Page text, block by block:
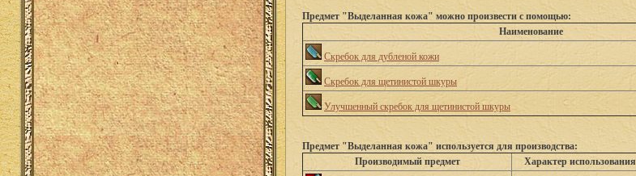
Предмет "Выделанная кожа" можно произвести с помощью:
Наименование
Скребок для дубленой кожи
Скребок для щетинистой шкуры
Улучшенный скребок для щетинистой шкуры
Предмет "Выделанная кожа" используется для производства:
Производимый предмет
Характер использования